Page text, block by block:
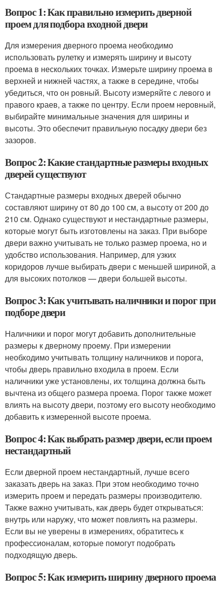
Вопрос 1: Как правильно измерить дверной
проем для подбора входной двери
Для измерения дверного проема необходимо
использовать рулетку и измерять ширину и высоту
проема в нескольких точках. Измерьте ширину проема в
верхней и нижней частях, а также в середине, чтобы
убедиться, что он ровный. Высоту измеряйте с левого и
правого краев, а также по центру. Если проем неровный,
выбирайте минимальные значения для ширины и
высоты. Это обеспечит правильную посадку двери без
зазоров.
Вопрос 2: Какие стандартные размеры входных
дверей существуют
Стандартные размеры входных дверей обычно
составляют ширину от 80 до 100 см, а высоту от 200 до
210 см. Однако существуют и нестандартные размеры,
которые могут быть изготовлены на заказ. При выборе
двери важно учитывать не только размер проема, но и
удобство использования. Например, для узких
коридоров лучше выбирать двери с меньшей шириной, а
для высоких потолков — двери большей высоты.
Вопрос 3: Как учитывать наличники и порог при
подборе двери
Наличники и порог могут добавить дополнительные
размеры к дверному проему. При измерении
необходимо учитывать толщину наличников и порога,
чтобы дверь правильно входила в проем. Если
наличники уже установлены, их толщина должна быть
вычтена из общего размера проема. Порог также может
влиять на высоту двери, поэтому его высоту необходимо
добавить к измеренной высоте проема.
Вопрос 4: Как выбрать размер двери, если проем
нестандартный
Если дверной проем нестандартный, лучше всего
заказать дверь на заказ. При этом необходимо точно
измерить проем и передать размеры производителю.
Также важно учитывать, как дверь будет открываться:
внутрь или наружу, что может повлиять на размеры.
Если вы не уверены в измерениях, обратитесь к
профессионалам, которые помогут подобрать
подходящую дверь.
Вопрос 5: Как измерить ширину дверного проема